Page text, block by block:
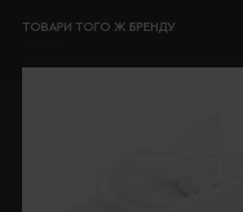
ТОВАРИ ТОГО Ж БРЕНДУ